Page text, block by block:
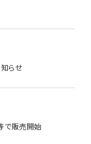
らせ
で販売開始